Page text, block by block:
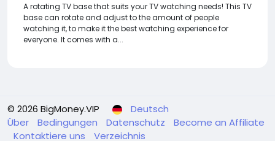
A rotating TV base that suits your TV watching needs! This TV
base can rotate and adjust to the amount of people
watching it, to make it the best watching experience for
everyone. It comes with a...
© 2026 BigMoney.VIP
Deutsch
Über
Bedingungen Datenschutz
Become an Affiliate
Kontaktiere uns
Verzeichnis